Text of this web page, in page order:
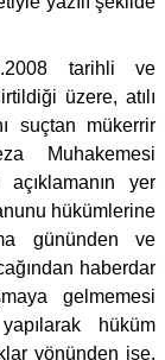
tarihli ve
üzere, atılı
suçtan mükerrir
Muhakemesi
yer
hükümlerine
gününden ve
haberdar
gelmemesi
hüküm
yönünden ise,